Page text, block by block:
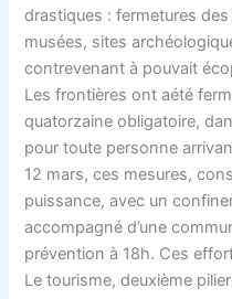
drastiques : fermetures
musées, sites
contrevenant à pouvait
Les frontières ont aété
quatorzaine obligatoire,
pour toute personne
12 mars, ces mesures,
puissance, avec un
accompagné d’une
prévention à 18h. Ces
Le tourisme, deuxième